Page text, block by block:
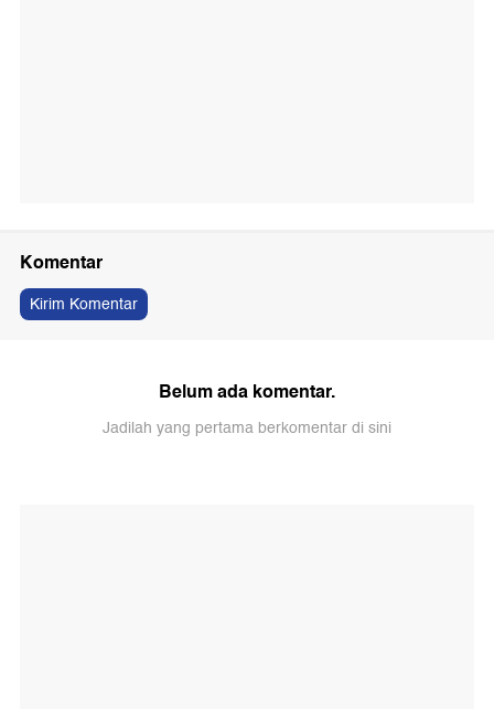
Komentar
Kirim Komentar
Belum ada komentar.
Jadilah yang pertama berkomentar di sini